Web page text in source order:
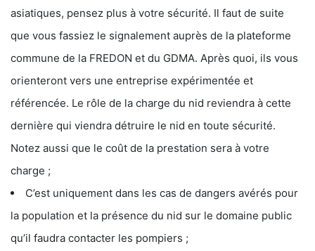
asiatiques, pensez plus à votre sécurité. Il faut de suite
que vous fassiez le signalement auprès de la plateforme
commune de la FREDON et du GDMA. Après quoi, ils vous
orienteront vers une entreprise expérimentée et
référencée. Le rôle de la charge du nid reviendra à cette
dernière qui viendra détruire le nid en toute sécurité.
Notez aussi que le coût de la prestation sera à votre
charge ;
C’est uniquement dans les cas de dangers avérés pour
la population et la présence du nid sur le domaine public
qu’il faudra contacter les pompiers ;